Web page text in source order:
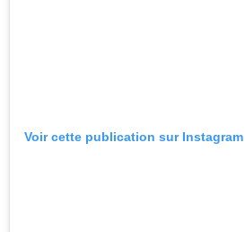
Voir cette publication sur Instagram